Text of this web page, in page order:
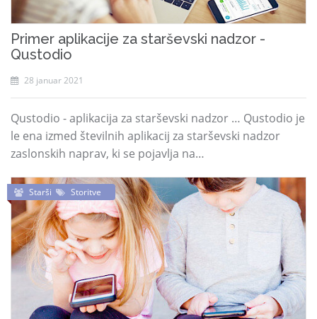
Primer aplikacije za starševski nadzor -
Qustodio
28 januar 2021
Qustodio - aplikacija za starševski nadzor … Qustodio je
le ena izmed številnih aplikacij za starševski nadzor
zaslonskih naprav, ki se pojavlja na…
Starši Storitve